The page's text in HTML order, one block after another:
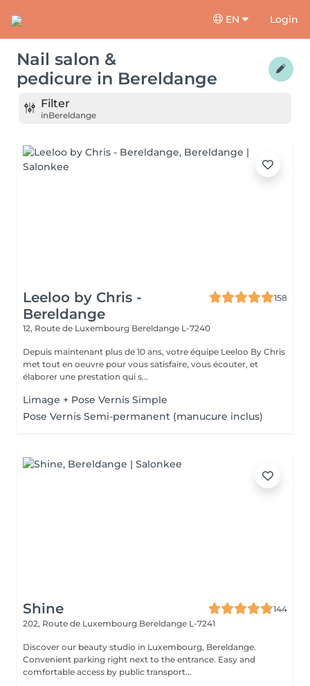
EN Login
Nail salon &
pedicure in Bereldange
Filter
inBereldange
Leeloo by Chris -
Bereldange
158
12, Route de Luxembourg Bereldange L-7240
Depuis maintenant plus de 10 ans, votre équipe Leeloo By Chris
met tout en oeuvre pour vous satisfaire, vous écouter, et
élaborer une prestation qui s...
Limage + Pose Vernis Simple
Pose Vernis Semi-permanent (manucure inclus)
Shine
144
202, Route de Luxembourg Bereldange L-7241
Discover our beauty studio in Luxembourg, Bereldange.
Convenient parking right next to the entrance. Easy and
comfortable access by public transport...